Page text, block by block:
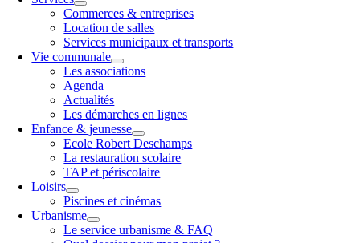
Commerces & entreprises
Location de salles
Services municipaux et transports
Vie communale
Les associations
Agenda
Actualités
Les démarches en lignes
Enfance & jeunesse
Ecole Robert Deschamps
La restauration scolaire
TAP et périscolaire
Loisirs
Piscines et cinémas
Urbanisme
Le service urbanisme & FAQ